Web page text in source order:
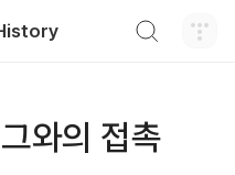
와의 접촉